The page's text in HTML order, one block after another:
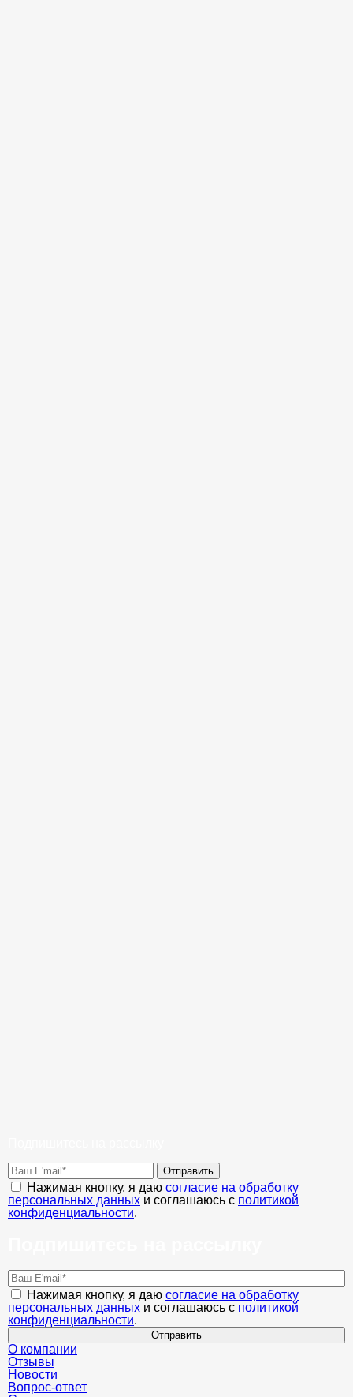
Отправить
Нажимая кнопку, я даю согласие на обработку
персональных данных и соглашаюсь с политикой
конфиденциальности.
Нажимая кнопку, я даю согласие на обработку
персональных данных и соглашаюсь с политикой
конфиденциальности.
Отправить
О компании
Отзывы
Новости
Вопрос-ответ